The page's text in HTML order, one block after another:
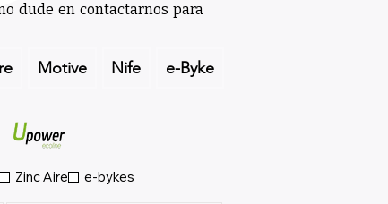
dude en contactarnos para
Motive Nife e-Byke
Zinc Aire e-bykes